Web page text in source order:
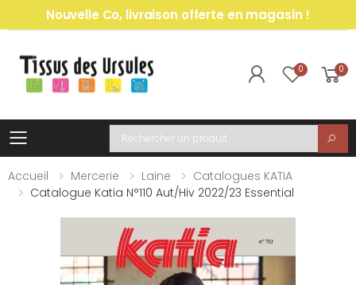
Nouvelle Co, livraison offerte en magasin !
0 0
Toggle mobile menu
Recherche
Accueil
Mercerie Laine
Catalogues KATIA
Catalogue Katia N°110 Aut/hiv 2022/23 Essential